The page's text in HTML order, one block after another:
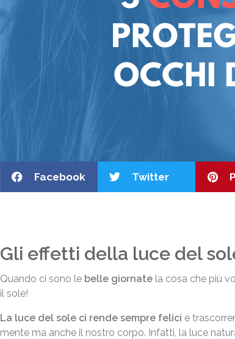
Facebook Twitter
Gli effetti della luce del
Quando ci sono le belle giornate la cosa che più
il sole!
La luce del sole ci rende sempre felici e
mente ma anche il nostro corpo. Infatti, la luce